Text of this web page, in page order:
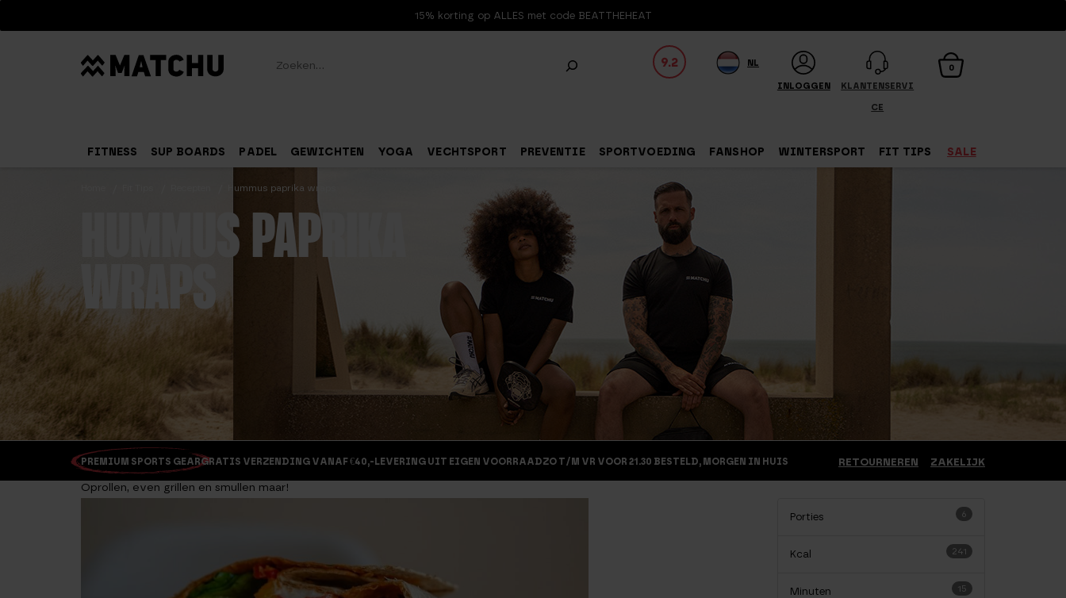
15% korting op ALLES met code BEATTHEHEAT
9.2 NL
INLOGGEN KLANTENSERVI
CE
0
FITNESS SUP BOARDS PADEL GEWICHTEN YOGA VECHTSPORT PREVENTIE SPORTVOEDING FANSHOP WINTERSPORT FIT TIPS SALE
Hummus paprika wraps
HUMMUS PAPRIKA
WRAPS
RETOURNEREN ZAKELIJK
PREMIUM SPORTS GEARGRATIS VERZENDING VANAF €40,- LEVERING UIT EIGEN VOORRAADZO T/M VR VOOR 21.30 BESTELD, MORGEN IN HUIS
Oprollen, even grillen en smullen maar!
Porties 6
Kcal 241
Minuten 15